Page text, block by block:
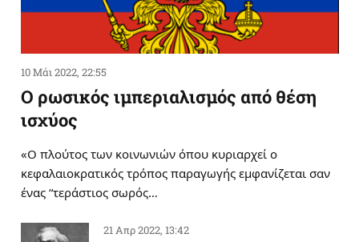
10 Μάι 2022, 22:55
Ο ρωσικός ιμπεριαλισμός από θέση
ισχύος
«Ο πλούτος των κοινωνιών όπου κυριαρχεί ο
κεφαλαιοκρατικός τρόπος παραγωγής εμφανίζεται σαν
ένας “τεράστιος σωρός…
21 Απρ 2022, 13:42